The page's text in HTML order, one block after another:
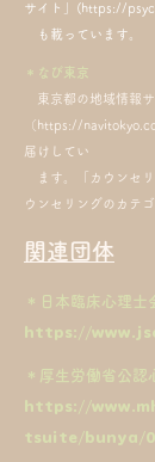
サイト」(https://
も載っています。
＊なび東京
東京都の地域情報サ
（https://
届けしてい
ます。「カウンセリ
ウンセリングのカテ
関連団体
＊日本臨床心理
https://
＊厚生労働省公
https://
tsuite/bunya/